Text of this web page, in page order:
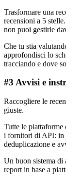
Trasformare una
recensioni a 5
non puoi gestirle
Che tu stia
approfondisci lo
tracciando e dove
#3 Avvisi e
Raccogliere le
giuste.
Tutte le piattaforme
i fornitori di API: in
deduplicazione e
Un buon sistema di
report in base a